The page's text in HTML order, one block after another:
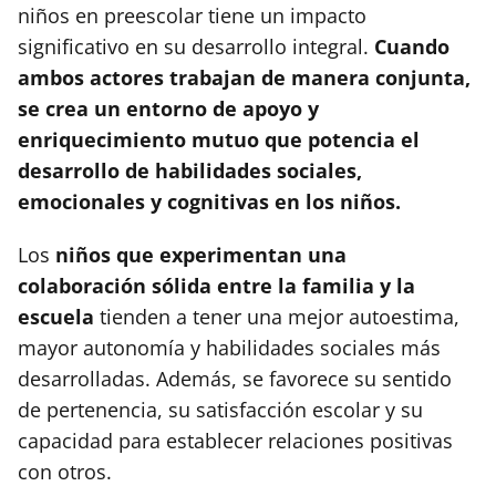
niños en preescolar tiene un impacto
significativo en su desarrollo integral. Cuando
ambos actores trabajan de manera conjunta,
se crea un entorno de apoyo y
enriquecimiento mutuo que potencia el
desarrollo de habilidades sociales,
emocionales y cognitivas en los niños.
Los niños que experimentan una
colaboración sólida entre la familia y la
escuela tienden a tener una mejor autoestima,
mayor autonomía y habilidades sociales más
desarrolladas. Además, se favorece su sentido
de pertenencia, su satisfacción escolar y su
capacidad para establecer relaciones positivas
con otros.